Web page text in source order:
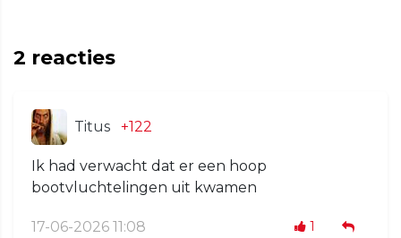
2 reacties
Titus +122
Ik had verwacht dat er een hoop
bootvluchtelingen uit kwamen
17-06-2026 11:08 1